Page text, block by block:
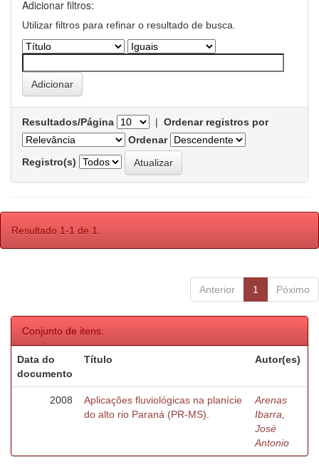
Adicionar filtros:
Utilizar filtros para refinar o resultado de busca.
Resultados/Página | Ordenar registros por
Ordenar
Registro(s)
Resultado 1-1 de 1.
Anterior 1 Póximo
Conjunto de itens:
Data do
documento
Título Autor(es)
2008
Aplicações fluviológicas na planície
do alto rio Paraná (PR-MS).
Arenas
Ibarra,
José
Antonio